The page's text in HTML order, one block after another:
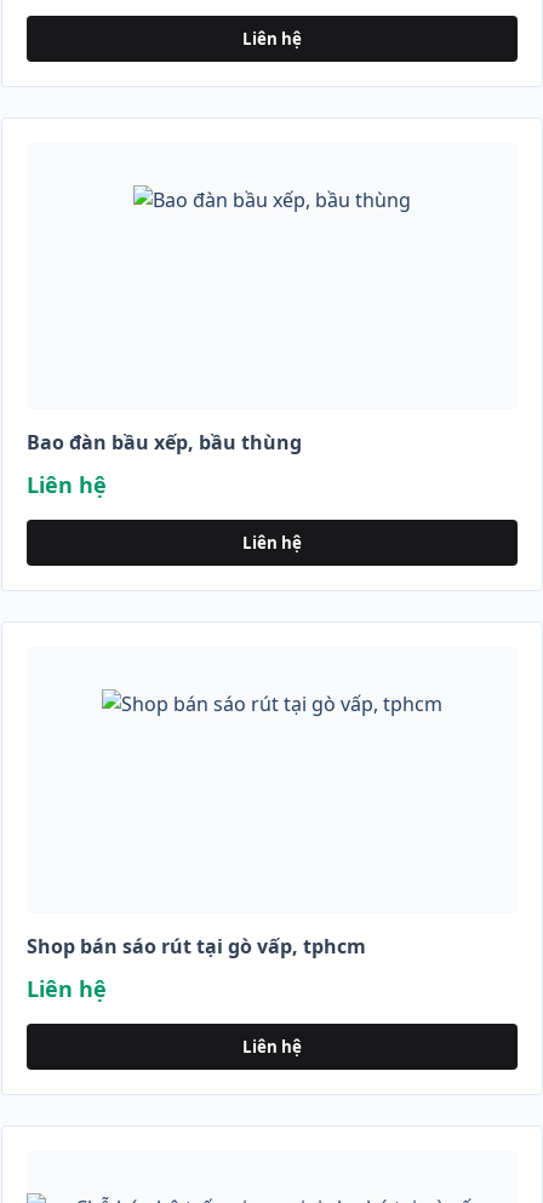
Liên hệ
Bao đàn bầu xếp, bầu thùng
Liên hệ
Liên hệ
Shop bán sáo rút tại gò vấp, tphcm
Liên hệ
Liên hệ